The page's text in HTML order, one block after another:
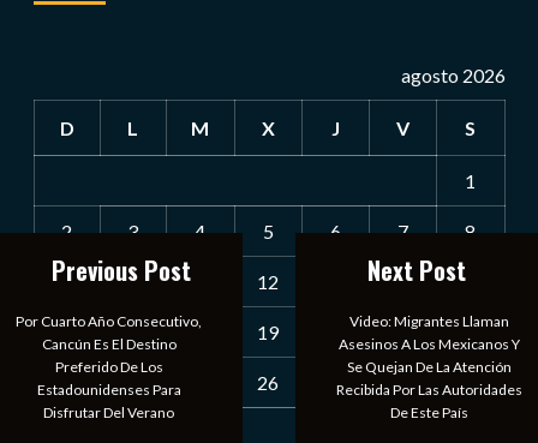
agosto 2026
D L M X J V S
1
2 3 4 5 6 7 8
9 10 11 12 14 15
16 17 18 19 21 22
23 24 26 27 28 29
Previous Post
Por Cuarto Año Consecutivo,
Cancún Es El Destino
Preferido De Los
Estadounidenses Para
Disfrutar Del Verano
Next Post
Video: Migrantes Llaman
Asesinos A Los Mexicanos Y
Se Quejan De La Atención
Recibida Por Las Autoridades
De Este País